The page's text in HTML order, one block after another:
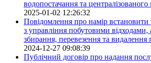
водопостачання та централізованого
2025-01-02 12:26:32
Повідомлення про намір
з управління побутовими
збирання, перевезення та видалення
2024-12-27 09:08:39
Публічний договір про надання